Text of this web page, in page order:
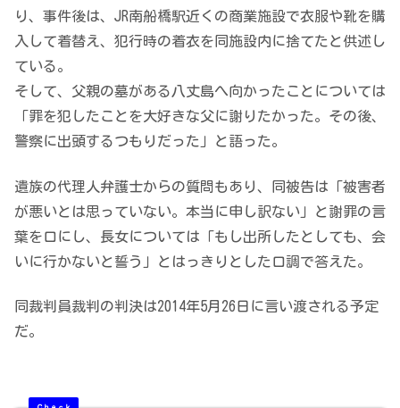
り、事件後は、JR南船橋駅近くの商業施設で衣服や靴を購
入して着替え、犯行時の着衣を同施設内に捨てたと供述し
ている。
そして、父親の墓がある八丈島へ向かったことについては
「罪を犯したことを大好きな父に謝りたかった。その後、
警察に出頭するつもりだった」と語った。
遺族の代理人弁護士からの質問もあり、同被告は「被害者
が悪いとは思っていない。本当に申し訳ない」と謝罪の言
葉を口にし、長女については「もし出所したとしても、会
いに行かないと誓う」とはっきりとした口調で答えた。
同裁判員裁判の判決は2014年5月26日に言い渡される予定
だ。